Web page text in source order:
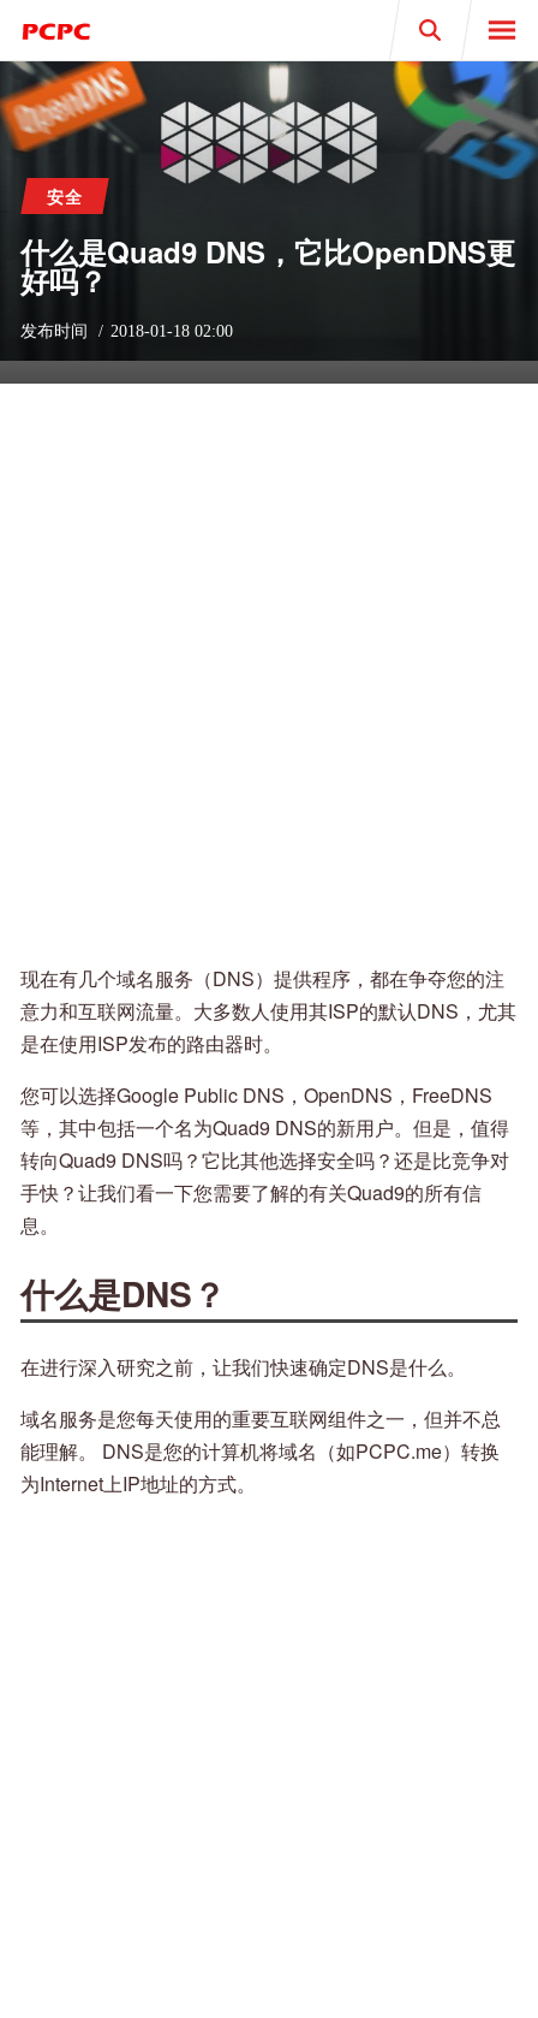
Search
安全
什么是Quad9 DNS，它比OpenDNS更
好吗？
发布时间 2018-01-18 02:00
现在有几个域名服务（DNS）提供程序，都在争夺您的注
意力和互联网流量。大多数人使用其ISP的默认DNS，尤其
是在使用ISP发布的路由器时。
您可以选择Google Public DNS，OpenDNS，FreeDNS
等，其中包括一个名为Quad9 DNS的新用户。但是，值得
转向Quad9 DNS吗？它比其他选择安全吗？还是比竞争对
手快？让我们看一下您需要了解的有关Quad9的所有信
息。
什么是DNS？
在进行深入研究之前，让我们快速确定DNS是什么。
域名服务是您每天使用的重要互联网组件之一，但并不总
能理解。 DNS是您的计算机将域名（如PCPC.me）转换
为Internet上IP地址的方式。